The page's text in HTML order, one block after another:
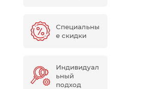
Специальны
е скидки
Индивидуал
ьный
подход